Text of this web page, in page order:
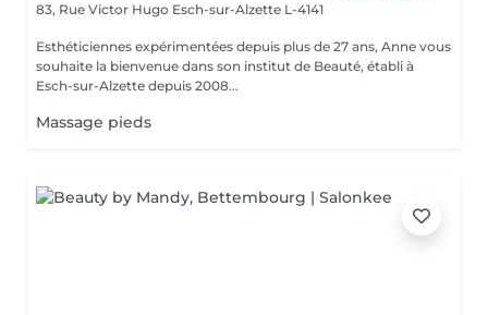
83, Rue Victor Hugo Esch-sur-Alzette L-4141
Esthéticiennes expérimentées depuis plus de 27 ans, Anne vous
souhaite la bienvenue dans son institut de Beauté, établi à
Esch-sur-Alzette depuis 2008...
Massage pieds